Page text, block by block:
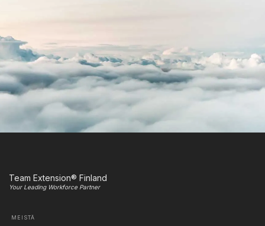
Team Extension® Finland
Your Leading Workforce Partner
MEISTÄ